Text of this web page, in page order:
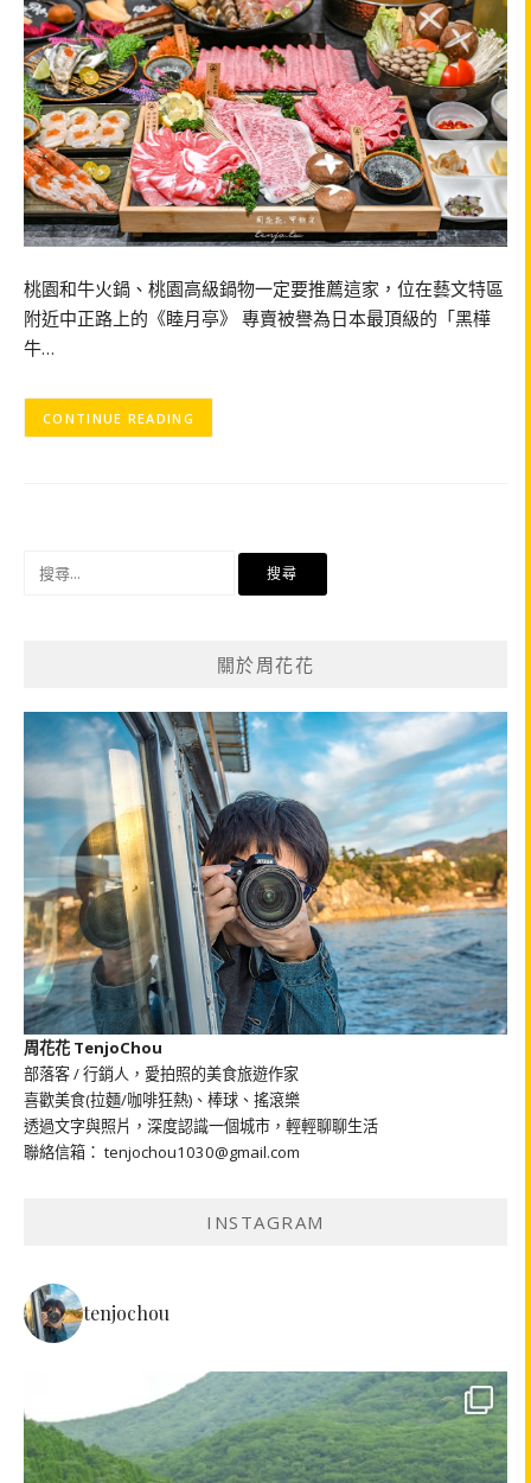
桃園和牛火鍋、桃園高級鍋物一定要推薦這家，位在藝文特區
附近中正路上的《睦月亭》 專賣被譽為日本最頂級的「黑樺
牛…
CONTINUE READING
關於周花花
周花花 TenjoChou
部落客 / 行銷人，愛拍照的美食旅遊作家
喜歡美食(拉麵/咖啡狂熱)、棒球、搖滾樂
透過文字與照片，深度認識一個城市，輕輕聊聊生活
聯絡信箱： tenjochou1030@gmail.com
INSTAGRAM
tenjochou